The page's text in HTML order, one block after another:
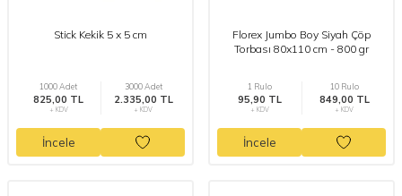
Stick Kekik 5 x 5 cm
1000 Adet
825,00 TL
+ KDV
3000 Adet
2.335,00 TL
+ KDV
İncele
Florex Jumbo Boy Siyah Çöp
Torbası 80x110 cm - 800 gr
1 Rulo
95,90 TL
+ KDV
10 Rulo
849,00 TL
+ KDV
İncele